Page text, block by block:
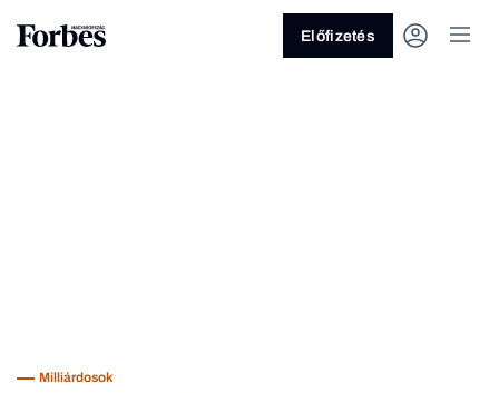
Üzlet
Előfizetés
Milliárdosok